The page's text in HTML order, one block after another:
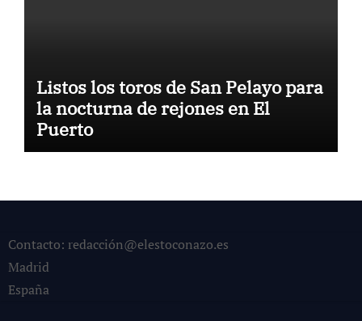
Listos los toros de San Pelayo para
la nocturna de rejones en El
Puerto
Contacto: redacción@elestoconazo.es
Madrid
España